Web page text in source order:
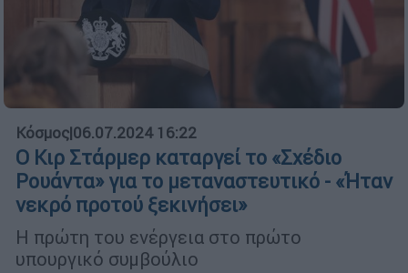
Κόσμος|06.07.2024 16:22
Ο Κιρ Στάρμερ καταργεί το «Σχέδιο
Ρουάντα» για το μεταναστευτικό - «Ήταν
νεκρό προτού ξεκινήσει»
Η πρώτη του ενέργεια στο πρώτο
υπουργικό συμβούλιο